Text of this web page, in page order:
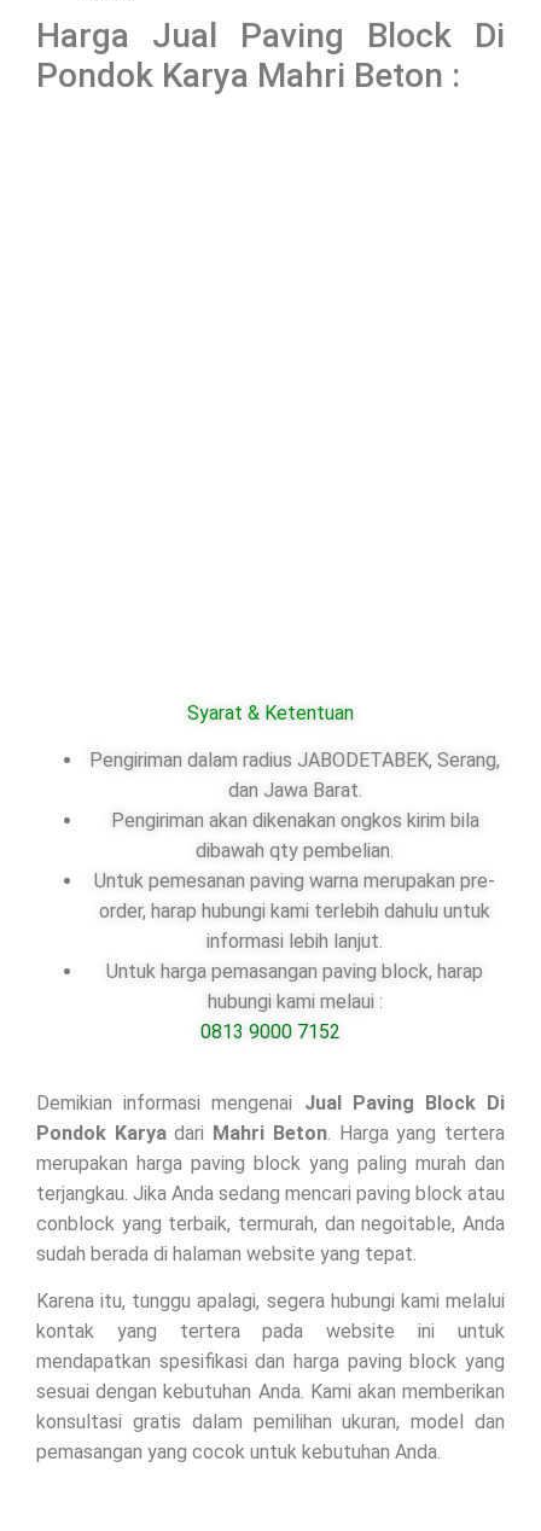
Harga Jual Paving Block Di
Pondok Karya Mahri Beton :
Syarat & Ketentuan
Pengiriman dalam radius JABODETABEK, Serang,
dan Jawa Barat.
Pengiriman akan dikenakan ongkos kirim bila
dibawah qty pembelian.
Untuk pemesanan paving warna merupakan pre-
order, harap hubungi kami terlebih dahulu untuk
informasi lebih lanjut.
Untuk harga pemasangan paving block, harap
hubungi kami melaui :
0813 9000 7152
Demikian informasi mengenai Jual Paving Block Di
Pondok Karyadari Mahri Beton. Harga yang tertera
merupakan harga paving block yang paling murah dan
terjangkau. Jika Anda sedang mencari paving block atau
conblock yang terbaik, termurah, dan negoitable, Anda
sudah berada di halaman website yang tepat.
Karena itu, tunggu apalagi, segera hubungi kami melalui
kontak yang tertera pada website ini untuk
mendapatkan spesifikasi dan harga paving block yang
sesuai dengan kebutuhan Anda. Kami akan memberikan
konsultasi gratis dalam pemilihan ukuran, model dan
pemasangan yang cocok untuk kebutuhan Anda.